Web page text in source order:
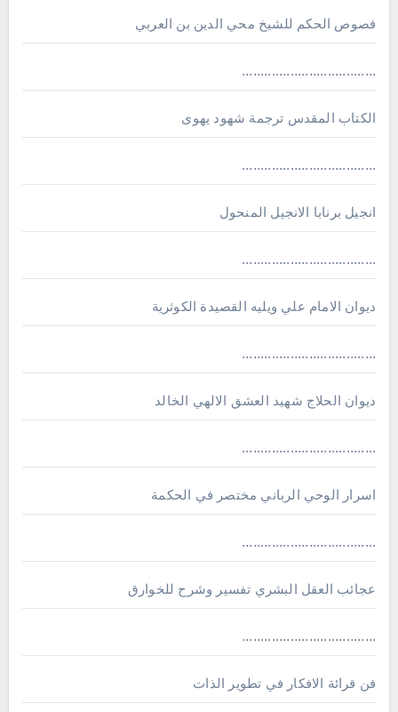
فصوص الحكم للشيخ محي الدين بن العربي
....................................
الكتاب المقدس ترجمة شهود يهوى
....................................
انجيل برنابا الانجيل المنحول
....................................
ديوان الامام علي ويليه القصيدة الكوثرية
....................................
ديوان الحلاج شهيد العشق الالهي الخالد
....................................
اسرار الوحي الرباني مختصر في الحكمة
....................................
عجائب العقل البشري تفسير وشرح للخوارق
....................................
فن قرائة الافكار في تطوير الذات